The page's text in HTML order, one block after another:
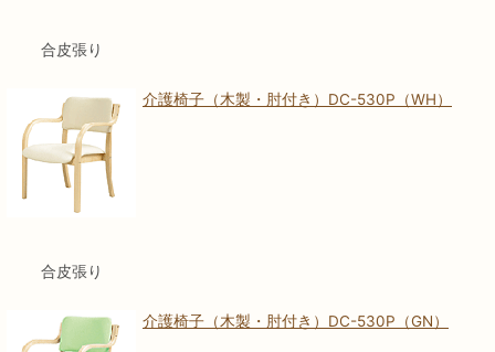
合皮張り
合皮張り
介護椅子（木製・肘付き）DC-530P（WH）
介護椅子（木製・肘付き）DC-530P（GN）